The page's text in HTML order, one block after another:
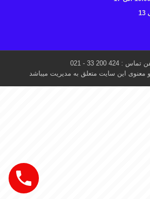
: 424 200 33 - 021
معنوی این سایت متعلق به مدیریت میباشد